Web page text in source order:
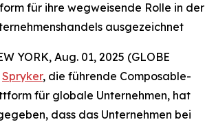
für ihre wegweisende Rolle in der
ausgezeichnet
YORK, Aug. 01, 2025 (GLOBE
Spryker, die führende Composable-
für globale Unternehmen, hat
dass das Unternehmen bei